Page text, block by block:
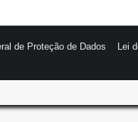
de Proteção de Dados Lei